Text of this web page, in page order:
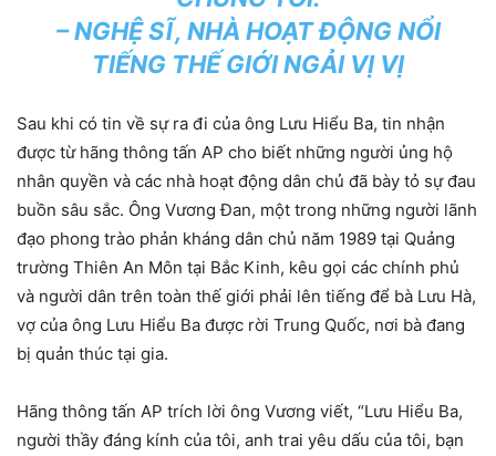
– NGHỆ SĨ, NHÀ HOẠT ĐỘNG NỔI
TIẾNG THẾ GIỚI NGẢI VỊ VỊ
Sau khi có tin về sự ra đi của ông Lưu Hiểu Ba, tin nhận
được từ hãng thông tấn AP cho biết những người ủng hộ
nhân quyền và các nhà hoạt động dân chủ đã bày tỏ sự đau
buồn sâu sắc. Ông Vương Đan, một trong những người lãnh
đạo phong trào phản kháng dân chủ năm 1989 tại Quảng
trường Thiên An Môn tại Bắc Kinh, kêu gọi các chính phủ
và người dân trên toàn thế giới phải lên tiếng để bà Lưu Hà,
vợ của ông Lưu Hiểu Ba được rời Trung Quốc, nơi bà đang
bị quản thúc tại gia.
Hãng thông tấn AP trích lời ông Vương viết, “Lưu Hiểu Ba,
người thầy đáng kính của tôi, anh trai yêu dấu của tôi, bạn